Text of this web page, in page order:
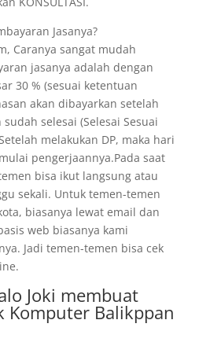
Jasanya?
Caranya sangat mudah
jasanya adalah dengan
30 % (sesuai ketentuan
akan dibayarkan setelah
selesai (Selesai Sesuai
melakukan DP, maka hari
pengerjaannya.Pada saat
bisa ikut langsung atau
sekali. Untuk temen-temen
biasanya lewat email dan
web biasanya kami
Jadi temen-temen bisa cek
Joki membuat
Komputer Balikppan